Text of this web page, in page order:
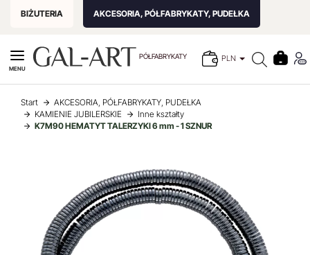
BIŻUTERIA AKCESORIA, PÓŁFABRYKATY, PUDEŁKA
PÓŁFABRYKATY PLN
MENU
Start
AKCESORIA, PÓŁFABRYKATY, PUDEŁKA
KAMIENIE JUBILERSKIE
Inne kształty
K7M90 HEMATYT TALERZYKI 6 mm - 1 SZNUR